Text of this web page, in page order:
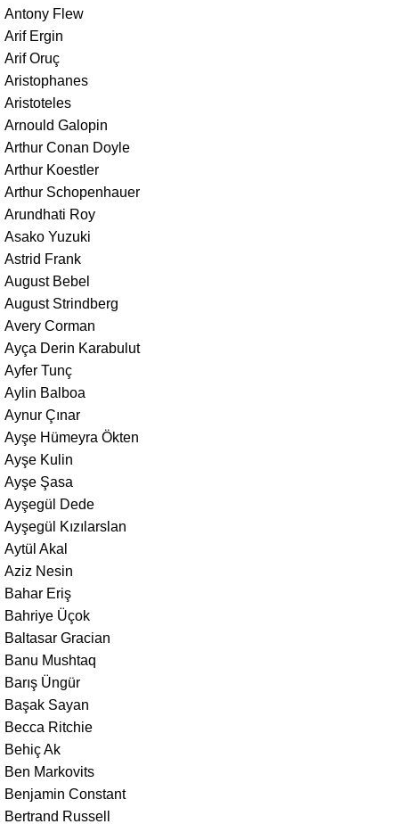
Antony Flew
Arif Ergin
Arif Oruç
Aristophanes
Aristoteles
Arnould Galopin
Arthur Conan Doyle
Arthur Koestler
Arthur Schopenhauer
Arundhati Roy
Asako Yuzuki
Astrid Frank
August Bebel
August Strindberg
Avery Corman
Ayça Derin Karabulut
Ayfer Tunç
Aylin Balboa
Aynur Çınar
Ayşe Hümeyra Ökten
Ayşe Kulin
Ayşe Şasa
Ayşegül Dede
Ayşegül Kızılarslan
Aytül Akal
Aziz Nesin
Bahar Eriş
Bahriye Üçok
Baltasar Gracian
Banu Mushtaq
Barış Üngür
Başak Sayan
Becca Ritchie
Behiç Ak
Ben Markovits
Benjamin Constant
Bertrand Russell